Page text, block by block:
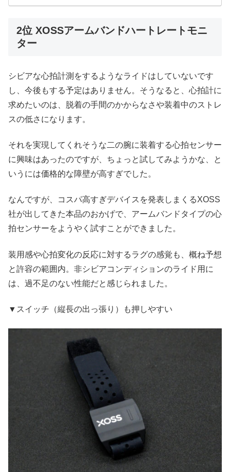
2位 XOSSアームバンドハートレートモニ
ター
シビアな心拍計測をするようなライドはしていないです
し、今後もする予定はありません。そうなると、心拍計に
求めたいのは、脱着の手間のかからなさや装着中のストレ
スの低さになります。
それを実現してくれそうな二の腕に装着する心拍センサー
に興味はあったのですが、ちょっと試してみようかな、と
いうには価格的な障壁が高すぎでした。
なんですが、コスパ高すぎデバイスを発表しまくるXOSS
社が出してきた本品のおかげで、アームバンドタイプの心
拍センサーをようやく試すことができました。
装用感や心拍変化の反応に対するラグの感覚も、概ね予想
と許容の範囲内。非シビアコンディションのライド用に
は、過不足のない性能だと感じられました。
▼スイッチ（縦長の出っ張り）も押しやすい